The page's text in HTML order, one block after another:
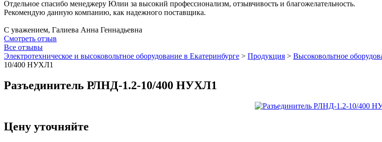
Отдельное спасибо менеджеру Юлии за высокий профессионализм, отзывчивость и благожелательность.
Рекомендую данную компанию, как надежного поставщика.
С уважением, Галиева Анна Геннадьевна
Смотреть отзыв
Все отзывы
Электротехническое и высоковольтное оборудование в Екатеринбурге > Продукция > Высоковольтное
10/400 НУХЛ1
Разъединитель РЛНД-1.2-10/400 НУХЛ1
Цену уточняйте